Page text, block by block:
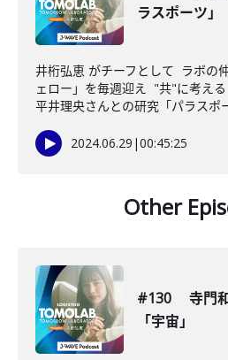
ラスポーツ」
井桁弘恵 がチーフとして ラボの
ェロー」を毎週迎え "共"に考え
平井理央さんとの研究「パラスポ
2024.06.29 |00:45:25
Other
#130 寺門和
「宇宙」